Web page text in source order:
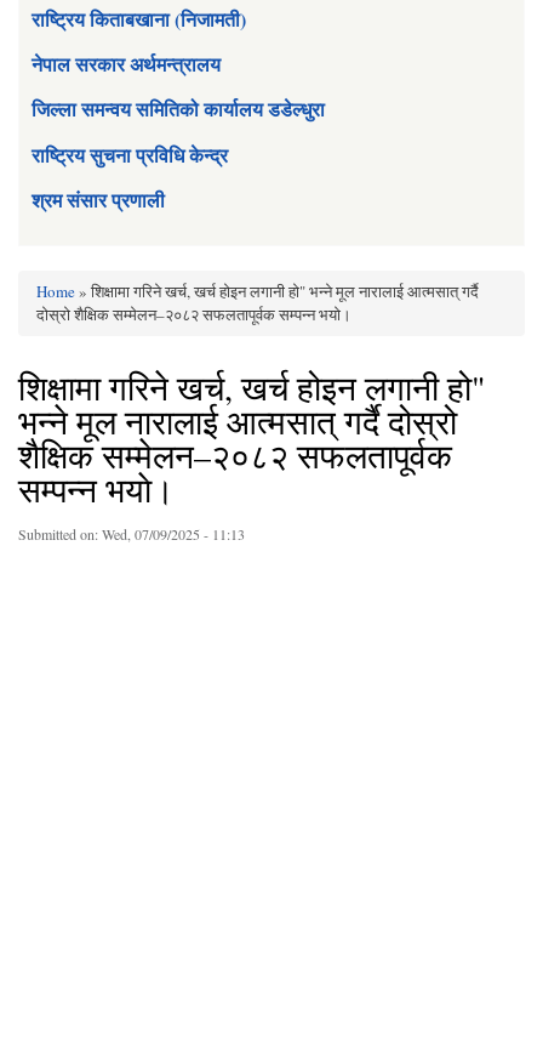
राष्ट्रिय किताबखाना (निजामती)
नेपाल सरकार अर्थमन्त्रालय
जिल्ला समन्वय समितिको कार्यालय डडेल्धुरा
राष्ट्रिय सुचना प्रविधि केन्द्र
श्रम संसार प्रणाली
You are here
Home» शिक्षामा गरिने खर्च, खर्च होइन लगानी हो" भन्ने मूल नारालाई आत्मसात् गर्दै
दोस्रो शैक्षिक सम्मेलन–२०८२ सफलतापूर्वक सम्पन्न भयाे।
शिक्षामा गरिने खर्च, खर्च होइन लगानी हो"
भन्ने मूल नारालाई आत्मसात् गर्दै दोस्रो
शैक्षिक सम्मेलन–२०८२ सफलतापूर्वक
सम्पन्न भयाे।
Submitted on:Wed, 07/09/2025 - 11:13